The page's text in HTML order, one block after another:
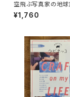
空飛ぶ写真家の地球
¥1,760